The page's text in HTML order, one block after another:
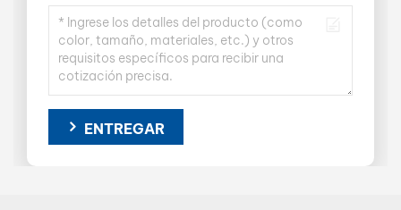
ENTREGAR